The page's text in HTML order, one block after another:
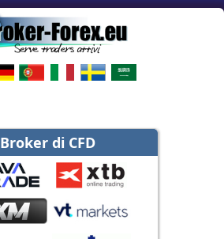
Broker di CFD